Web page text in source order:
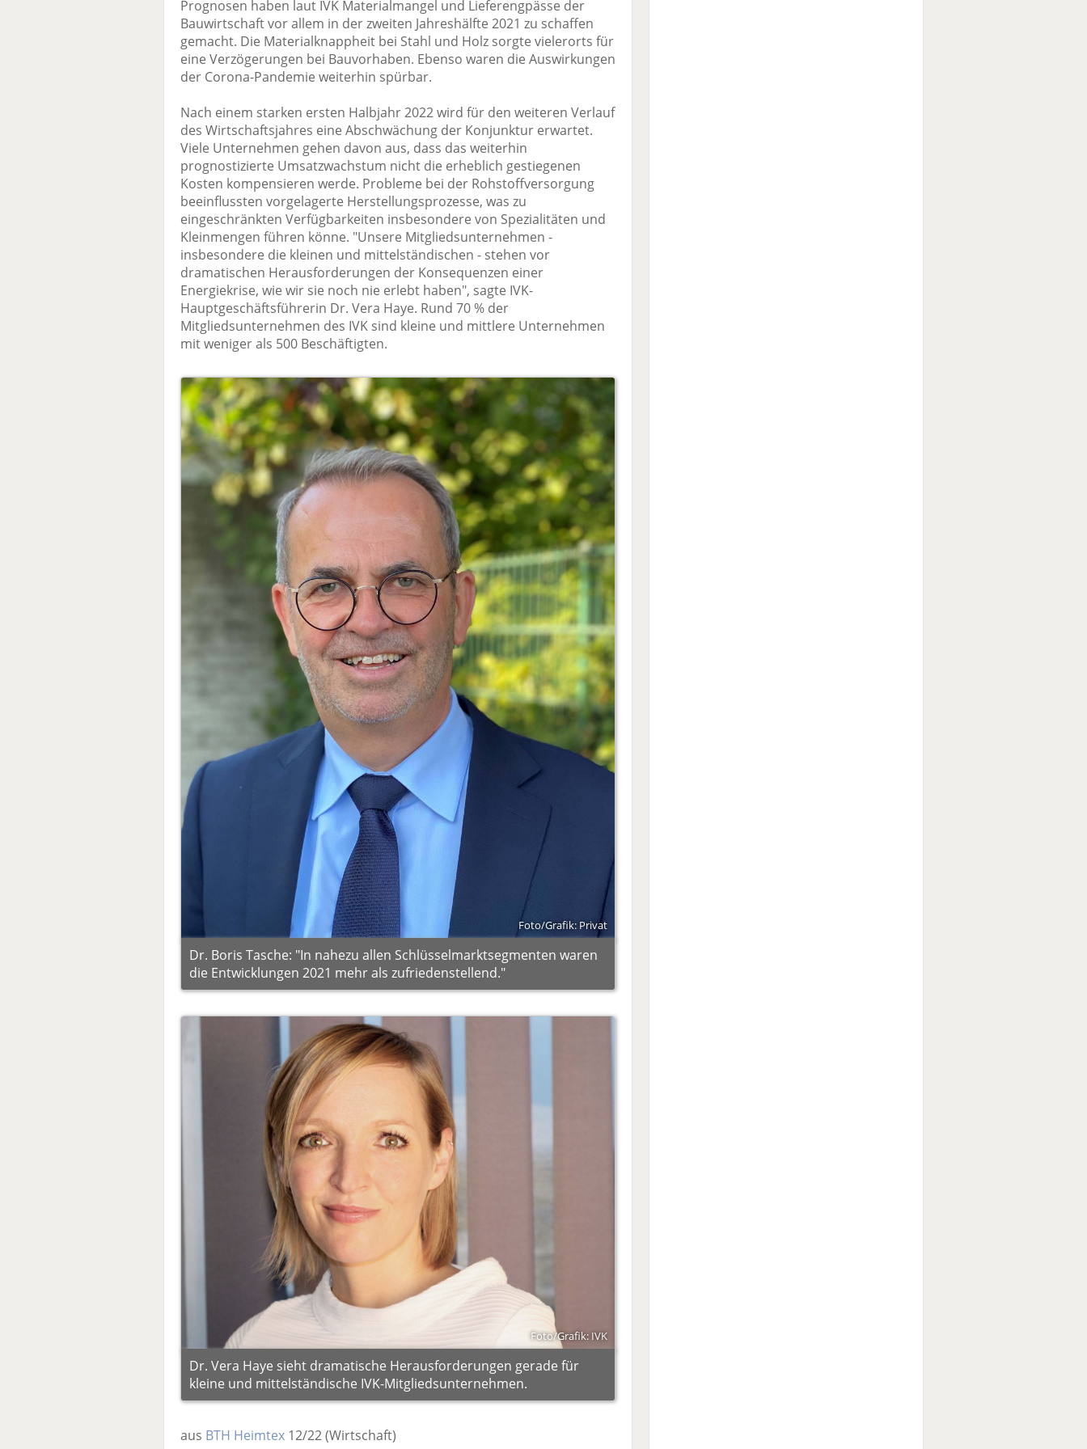
Prognosen haben laut IVK Materialmangel und Lieferengpässe der
Bauwirtschaft vor allem in der zweiten Jahreshälfte 2021 zu schaffen
gemacht. Die Materialknappheit bei Stahl und Holz sorgte vielerorts für
eine Verzögerungen bei Bauvorhaben. Ebenso waren die Auswirkungen
der Corona-Pandemie weiterhin spürbar.
Nach einem starken ersten Halbjahr 2022 wird für den weiteren Verlauf
des Wirtschaftsjahres eine Abschwächung der Konjunktur erwartet.
Viele Unternehmen gehen davon aus, dass das weiterhin
prognostizierte Umsatzwachstum nicht die erheblich gestiegenen
Kosten kompensieren werde. Probleme bei der Rohstoffversorgung
beeinflussten vorgelagerte Herstellungsprozesse, was zu
eingeschränkten Verfügbarkeiten insbesondere von Spezialitäten und
Kleinmengen führen könne. "Unsere Mitgliedsunternehmen -
insbesondere die kleinen und mittelständischen - stehen vor
dramatischen Herausforderungen der Konsequenzen einer
Energiekrise, wie wir sie noch nie erlebt haben", sagte IVK-
Hauptgeschäftsführerin Dr. Vera Haye. Rund 70 % der
Mitgliedsunternehmen des IVK sind kleine und mittlere Unternehmen
mit weniger als 500 Beschäftigten.
Foto/Grafik: Privat
Dr. Boris Tasche: "In nahezu allen Schlüsselmarktsegmenten waren
die Entwicklungen 2021 mehr als zufriedenstellend."
Foto/Grafik: IVK
Dr. Vera Haye sieht dramatische Herausforderungen gerade für
kleine und mittelständische IVK-Mitgliedsunternehmen.
aus BTH Heimtex 12/22(Wirtschaft)